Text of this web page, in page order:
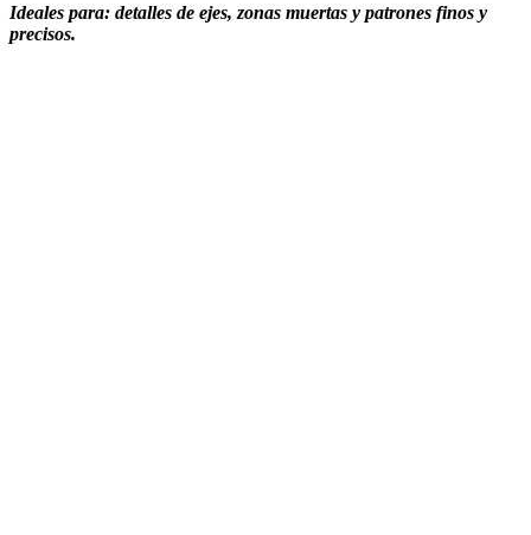
Ideales para: detalles de ejes, zonas muertas y patrones finos y
precisos.